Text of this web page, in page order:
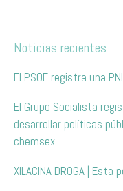
Noticias recientes
El PSOE registra una
El Grupo Socialista
desarrollar políticas
chemsex
XILACINA DROGA |